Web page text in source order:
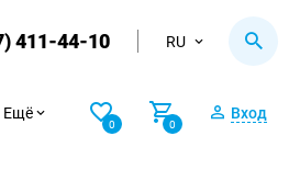
411-44-10 RU
Ещё
0 0
Вход